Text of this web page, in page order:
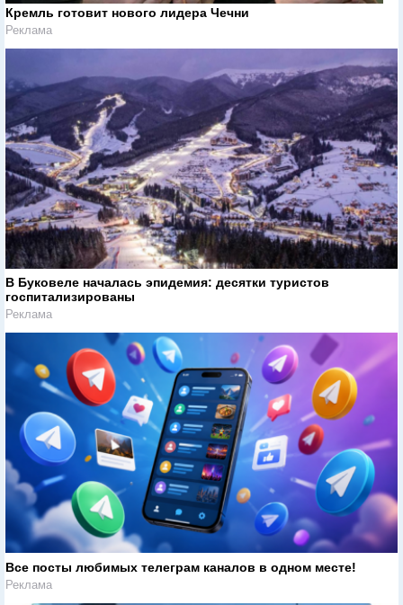
Кремль готовит нового лидера Чечни
Реклама
В Буковеле началась эпидемия: десятки туристов
госпитализированы
Реклама
Все посты любимых телеграм каналов в одном месте!
Реклама